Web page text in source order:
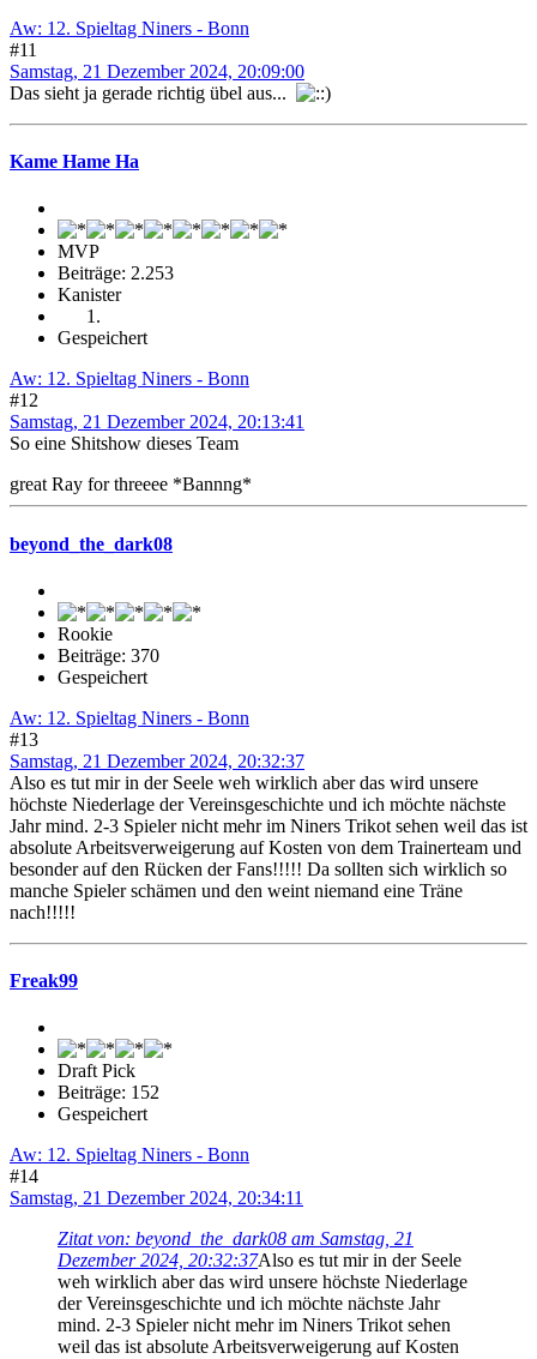
Aw: 12. Spieltag Niners - Bonn
#11
Samstag, 21 Dezember 2024, 20:09:00
Das sieht ja gerade richtig übel aus...
Kame Hame Ha
MVP
Beiträge: 2.253
Kanister
Gespeichert
Aw: 12. Spieltag Niners - Bonn
#12
Samstag, 21 Dezember 2024, 20:13:41
So eine Shitshow dieses Team
great Ray for threeee *Bannng*
beyond_the_dark08
Rookie
Beiträge: 370
Gespeichert
Aw: 12. Spieltag Niners - Bonn
#13
Samstag, 21 Dezember 2024, 20:32:37
Also es tut mir in der Seele weh wirklich aber das wird unsere
höchste Niederlage der Vereinsgeschichte und ich möchte nächste
Jahr mind. 2-3 Spieler nicht mehr im Niners Trikot sehen weil das ist
absolute Arbeitsverweigerung auf Kosten von dem Trainerteam und
besonder auf den Rücken der Fans!!!!! Da sollten sich wirklich so
manche Spieler schämen und den weint niemand eine Träne
nach!!!!!
Freak99
Draft Pick
Beiträge: 152
Gespeichert
Aw: 12. Spieltag Niners - Bonn
#14
Samstag, 21 Dezember 2024, 20:34:11
Zitat von: beyond_the_dark08 am Samstag, 21
Dezember 2024, 20:32:37Also es tut mir in der Seele
weh wirklich aber das wird unsere höchste Niederlage
der Vereinsgeschichte und ich möchte nächste Jahr
mind. 2-3 Spieler nicht mehr im Niners Trikot sehen
weil das ist absolute Arbeitsverweigerung auf Kosten